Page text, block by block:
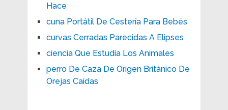
Hace
cuna Portátil De Cestería Para Bebés
curvas Cerradas Parecidas A Elipses
ciencia Que Estudia Los Animales
perro De Caza De Origen Británico De
Orejas Caídas